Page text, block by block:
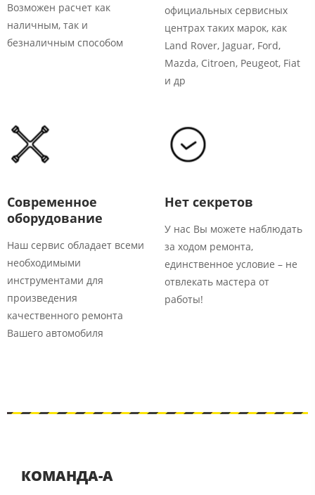
Возможен расчет как
наличным, так и
безналичным способом
официальных сервисных
центрах таких марок, как
Land Rover, Jaguar, Ford,
Mazda, Citroen, Peugeot, Fiat
и др
Современное
оборудование
Наш сервис обладает всеми
необходимыми
инструментами для
произведения
качественного ремонта
Вашего автомобиля
Нет секретов
У нас Вы можете наблюдать
за ходом ремонта,
единственное условие – не
отвлекать мастера от
работы!
КОМАНДА-А